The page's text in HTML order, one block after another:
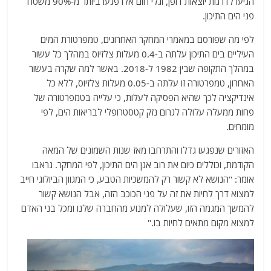
פני הים התיכון.
לפי מה שפורסם במאמרי המחקר האחרונים, טמפרטורת המים
העיליים בים התיכון עלתה ב-0.4 מעלות צלזיוס במהלך כל עשור
במהלך התקופה שבין 1982 ל-2018. באשר למה שקרה בעשור
האחרון, טמפרטורה זו עלתה ב-0.05 מעלות צלזיוס, ללא כל
אינדיקציה לכך שהיא הפסיקה לעלות, כי עלייה בטמפרטורה של
פחות ממעלה עלולה לגרום נזק קטסטרופלי לבריאות הים, לפי
מומחים.
האזורים שנפגעו גדלו והתרחבו מאז שנות השמונים של המאה
הקודמת, וכוללים כיום את רוב אגן הים התיכון, לפי המחקר. גראבו
אומר: "הנושא לא קשור רק להמשכיות הטבע, כי המגוון הביולוגי חייב
למצוא דרך לחיות את זה על פני הכוכב הזה, אבל הנושא קשור
להמשך המגמה הזו, שעלולה למנוע מהחברה שלנו ומכל בני האדם
למצוא מקום מתאים לחיות בו."